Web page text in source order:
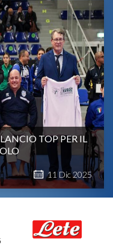
TOP PER IL
11 Dic2025